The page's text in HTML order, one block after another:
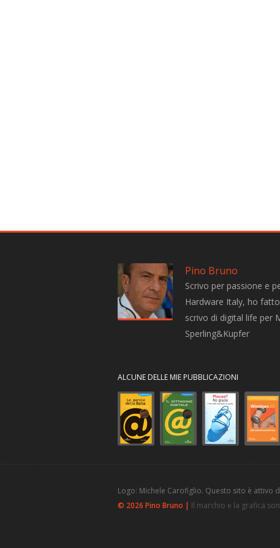
Pino Bruno
Scrivo per passione e
Hardware Italy, ho
scrivo di digital life per
Sperling&Kupfer
ALCUNE DELLE MIE PUBBLICAZIONI
Logo: Michele Carofiglio. Questo sito è attivo
© 2026 Pino Bruno | Il marchio e la grafica